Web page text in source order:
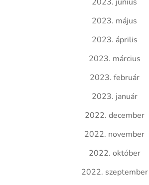
2023. május
2023. április
2023. március
2023. február
2023. január
2022. december
2022. november
2022. október
2022. szeptember